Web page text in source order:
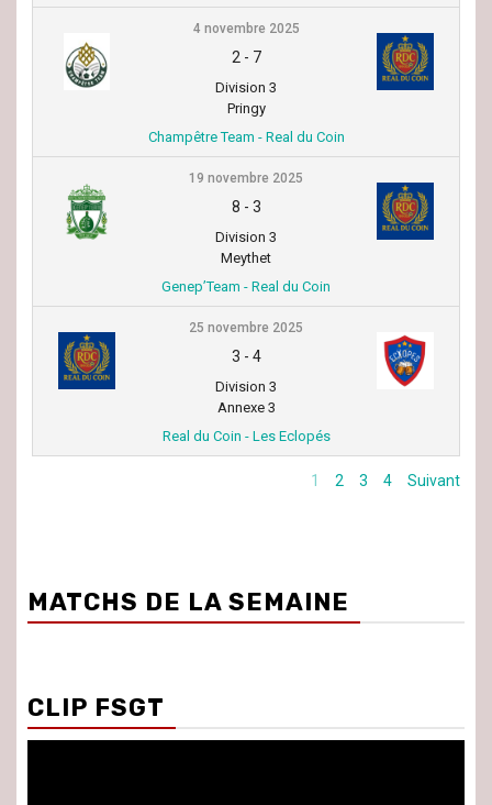
4 novembre 2025
2 - 7
Division 3
Pringy
Champêtre Team - Real du Coin
19 novembre 2025
8 - 3
Division 3
Meythet
Genep’Team - Real du Coin
25 novembre 2025
3 - 4
Division 3
Annexe 3
Real du Coin - Les Eclopés
1 2 3 4 Suivant
MATCHS DE LA SEMAINE
CLIP FSGT